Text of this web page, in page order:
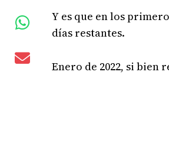
Y es que en los
días restantes.
Enero de 2022, si bien